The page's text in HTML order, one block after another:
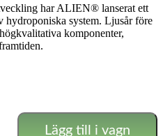
har ALIEN® lanserat ett
hydroponiska system. Ljusår före
komponenter,
Lägg till i vagn